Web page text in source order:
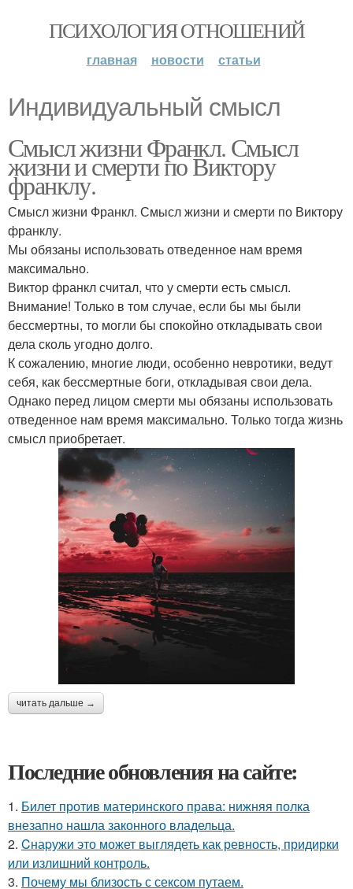
ПСИХОЛОГИЯ ОТНОШЕНИЙ
главная новости статьи
Индивидуальный смысл
Смысл жизни Франкл. Смысл
жизни и смерти по Виктору
франклу.
Смысл жизни Франкл. Смысл жизни и смерти по Виктору
франклу.
Мы обязаны использовать отведенное нам время
максимально.
Виктор франкл считал, что у смерти есть смысл.
Внимание! Только в том случае, если бы мы были
бессмертны, то могли бы спокойно откладывать свои
дела сколь угодно долго.
К сожалению, многие люди, особенно невротики, ведут
себя, как бессмертные боги, откладывая свои дела.
Однако перед лицом смерти мы обязаны использовать
отведенное нам время максимально. Только тогда жизнь
смысл приобретает.
читать дальше →
Последние обновления на сайте:
1. Билет против материнского права: нижняя полка
внезапно нашла законного владельца.
2. Cнаpужи это может выглядеть как ревность, придирки
или излишний контроль.
3. Почему мы близость с сексом путаем.